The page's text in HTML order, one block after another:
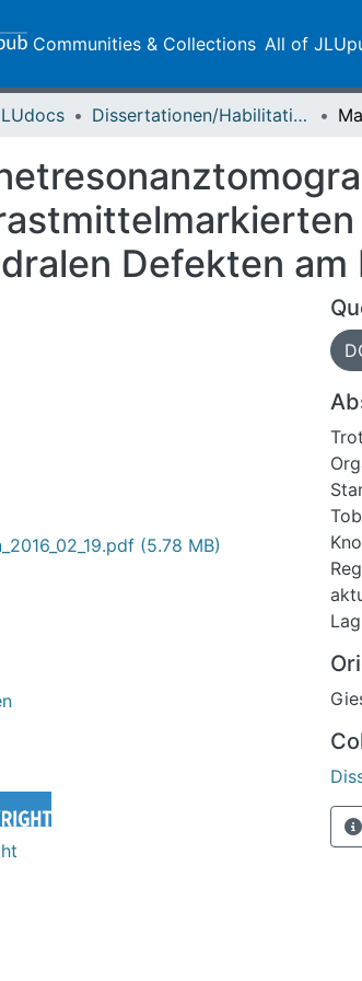
Communities & Collections All of
Dissertationen/Habilitationen
Defekten
(5.78 MB)